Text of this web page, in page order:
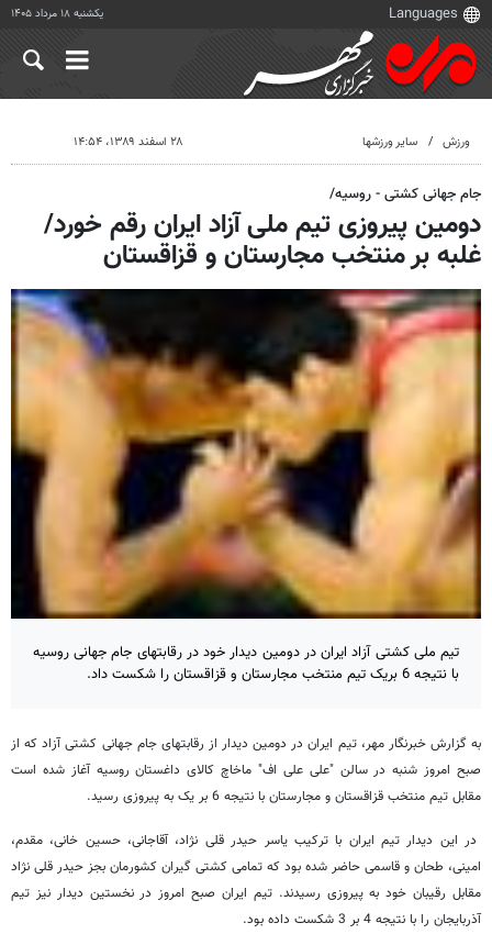
یکشنبه ۱۸ مرداد ۱۴۰۵
ورزش سایر ورزشها ۲۸ اسفند ۱۳۸۹، ۱۴:۵۴
جام جهانی کشتی - روسیه/
دومین پیروزی تیم ملی آزاد ایران رقم خورد/
غلبه بر منتخب مجارستان و قزاقستان
تیم ملی کشتی آزاد ایران در دومین دیدار خود در رقابتهای جام جهانی روسیه
با نتیجه 6 بریک تیم منتخب مجارستان و قزاقستان را شکست داد.
به گزارش خبرنگار مهر، تیم ایران در دومین دیدار از رقابتهای جام جهانی کشتی آزاد که از
صبح امروز شنبه در سالن "علی علی اف" ماخاچ کالای داغستان روسیه آغاز شده است
مقابل تیم منتخب قزاقستان و مجارستان با نتیجه 6 بر یک به پیروزی رسید.
در این دیدار تیم ایران با ترکیب یاسر حیدر قلی نژاد، آقاجانی، حسین خانی، مقدم،
امینی، طحان و قاسمی حاضر شده بود که تمامی کشتی گیران کشورمان بجز حیدر قلی نژاد
مقابل رقیبان خود به پیروزی رسیدند. تیم ایران صبح امروز در نخستین دیدار نیز تیم
آذربایجان را با نتیجه 4 بر 3 شکست داده بود.